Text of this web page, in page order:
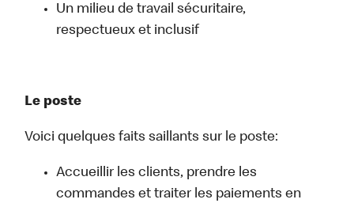
Un milieu de travail sécuritaire,
respectueux et inclusif
Le poste
Voici quelques faits saillants sur le poste:
Accueillir les clients, prendre les
commandes et traiter les paiements en